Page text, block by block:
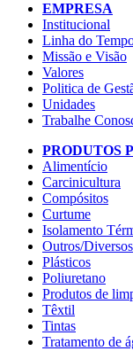
EMPRESA
Institucional
Linha do
Missão e Visão
Valores
Politica de
Unidades
Trabalhe
PRODUTOS
Alimentício
Carcinicultura
Compósitos
Curtume
Isolamento
Outros/Diversos
Plásticos
Poliuretano
Produtos de
Têxtil
Tintas
Tratamento de